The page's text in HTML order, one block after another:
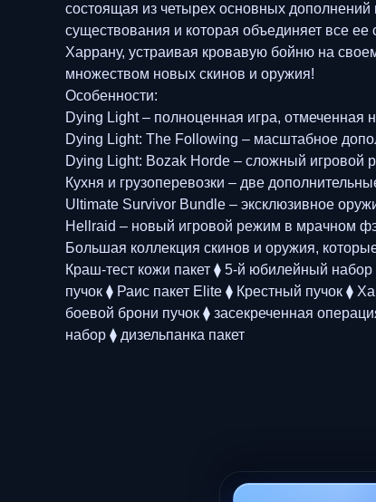
состоящая из четырех основных дополнений
существования и которая объединяет все
Харрану, устраивая кровавую бойню на
множеством новых скинов и оружия!
Особенности:
Dying Light – полноценная игра, отмеченная
Dying Light: The Following – масштабное
Dying Light: Bozak Horde – сложный игровой
Кухня и грузоперевозки – две
Ultimate Survivor Bundle – эксклюзивное
Hellraid – новый игровой режим в мрачном
Большая коллекция скинов и оружия,
Краш-тест кожи пакет ⧫ 5-й юбилейный
пучок ⧫ Раис пакет Elite ⧫ Крестный пучок ⧫
боевой брони пучок ⧫ засекреченная
набор ⧫ дизельпанка пакет